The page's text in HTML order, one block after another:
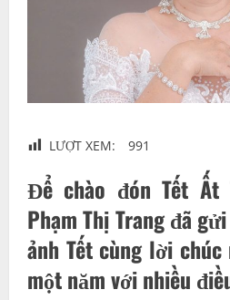
LƯỢT XEM: 991
Để chào đón Tết Ất
Phạm Thị Trangđã
ảnh Tết cùng lời
một năm với nhiều